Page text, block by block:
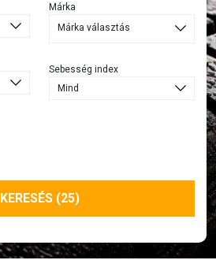
Márka
Márka választás
Sebesség index
KERESÉS (25)